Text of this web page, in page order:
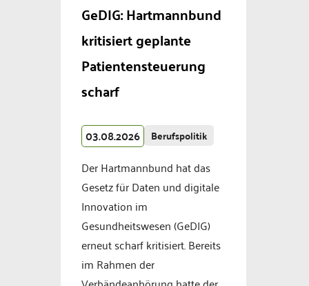
GeDIG: Hartmannbund
kritisiert geplante
Patientensteuerung
scharf
03.08.2026 Berufspolitik
Der Hartmannbund hat das
Gesetz für Daten und digitale
Innovation im
Gesundheitswesen (GeDIG)
erneut scharf kritisiert. Bereits
im Rahmen der